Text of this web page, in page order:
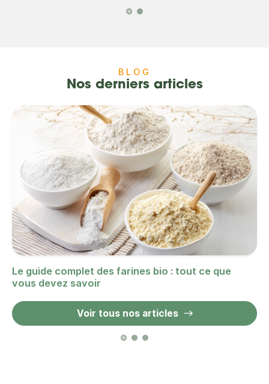
BLOG
Nos derniers articles
Le guide complet des farines bio : tout ce que
vous devez savoir
Voir tous nos articles